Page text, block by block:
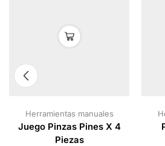
Herramientas manuales
Juego Pinzas Pines X 4
Piezas